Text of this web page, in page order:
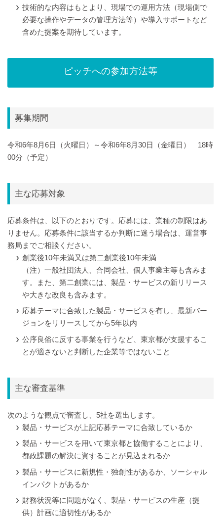
技術的な内容はもとより、現場での運用方法（現場側で
必要な操作やデータの管理方法等）や導入サポートなど
含めた提案を期待しています。
ピッチへの参加方法等
募集期間
令和6年8月6日（火曜日）～令和6年8月30日（金曜日） 18時
00分（予定）
主な応募対象
応募条件は、以下のとおりです。応募には、業種の制限はあ
りません。応募条件に該当するか判断に迷う場合は、運営事
務局までご相談ください。
創業後10年未満又は第二創業後10年未満
（注）一般社団法人、合同会社、個人事業主等も含みま
す。また、第二創業には、製品・サービスの新リリース
や大きな改良も含みます。
応募テーマに合致した製品・サービスを有し、最新バー
ジョンをリリースしてから5年以内
公序良俗に反する事業を行うなど、東京都が支援するこ
とが適さないと判断した企業等ではないこと
主な審査基準
次のような観点で審査し、5社を選出します。
製品・サービスが上記応募テーマに合致しているか
製品・サービスを用いて東京都と協働することにより、
都政課題の解決に資することが見込まれるか
製品・サービスに新規性・独創性があるか、ソーシャル
インパクトがあるか
財務状況等に問題がなく、製品・サービスの生産（提
供）計画に適切性があるか